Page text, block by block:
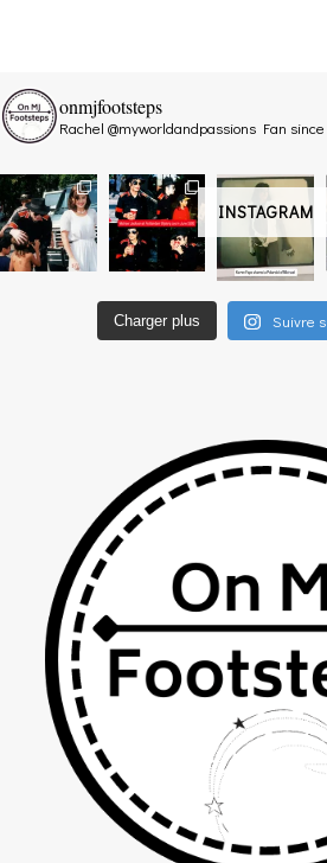
INSTAGRAM
onmjfootsteps
Rachel @myworldandpassions Fan
Charger plus Suivre